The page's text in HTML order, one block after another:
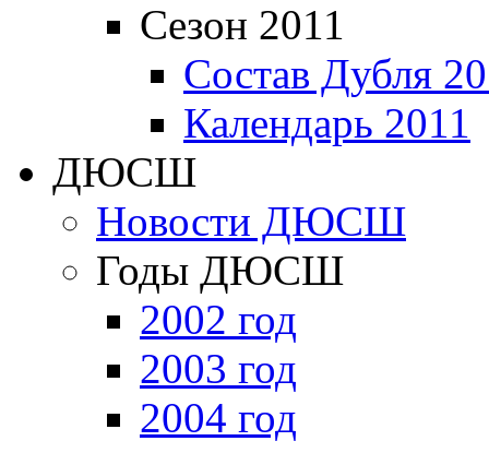
Сезон 2011
Состав Дубля
Календарь 2011
ДЮСШ
Новости ДЮСШ
Годы ДЮСШ
2002 год
2003 год
2004 год